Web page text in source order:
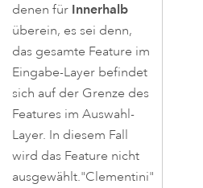
denen für Innerhalb
überein, es sei denn,
das gesamte Feature im
Eingabe-Layer befindet
sich auf der Grenze des
Features im Auswahl-
Layer. In diesem Fall
wird das Feature nicht
ausgewählt."Clementini"